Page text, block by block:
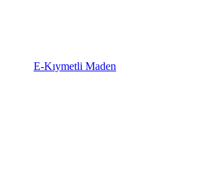
E-Kıymetli Maden